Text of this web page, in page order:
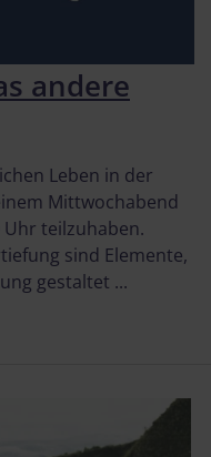
andere
Leben in der
Mittwochabend
Uhr teilzuhaben.
sind Elemente,
gestaltet ...